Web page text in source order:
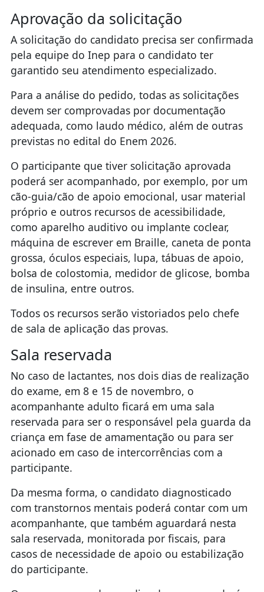
Aprovação da solicitação
A solicitação do candidato precisa ser confirmada
pela equipe do Inep para o candidato ter
garantido seu atendimento especializado.
Para a análise do pedido, todas as solicitações
devem ser comprovadas por documentação
adequada, como laudo médico, além de outras
previstas no edital do Enem 2026.
O participante que tiver solicitação aprovada
poderá ser acompanhado, por exemplo, por um
cão-guia/cão de apoio emocional, usar material
próprio e outros recursos de acessibilidade,
como aparelho auditivo ou implante coclear,
máquina de escrever em Braille, caneta de ponta
grossa, óculos especiais, lupa, tábuas de apoio,
bolsa de colostomia, medidor de glicose, bomba
de insulina, entre outros.
Todos os recursos serão vistoriados pelo chefe
de sala de aplicação das provas.
Sala reservada
No caso de lactantes, nos dois dias de realização
do exame, em 8 e 15 de novembro, o
acompanhante adulto ficará em uma sala
reservada para ser o responsável pela guarda da
criança em fase de amamentação ou para ser
acionado em caso de intercorrências com a
participante.
Da mesma forma, o candidato diagnosticado
com transtornos mentais poderá contar com um
acompanhante, que também aguardará nesta
sala reservada, monitorada por fiscais, para
casos de necessidade de apoio ou estabilização
do participante.